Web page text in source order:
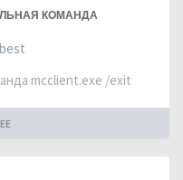
КОМАНДА
mcclient.exe /exit